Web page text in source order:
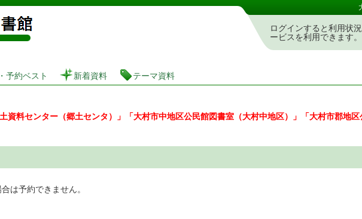
図書館 蔵書検索・予約システム
ログインすると利用状
ービスを利用できます。
予約ベスト 新着資料 テーマ資料
料センター（郷土センタ）」「大村市中地区公民館図書室（大村中地区）」「大村市郡地区
は予約できません。